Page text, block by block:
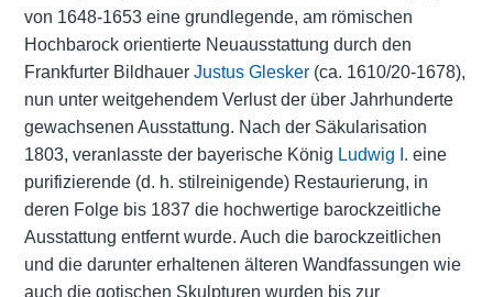
von 1648-1653 eine grundlegende, am römischen
Hochbarock orientierte Neuausstattung durch den
Frankfurter Bildhauer Justus Glesker(ca. 1610/20-1678),
nun unter weitgehendem Verlust der über Jahrhunderte
gewachsenen Ausstattung. Nach der Säkularisation
1803, veranlasste der bayerische König Ludwig I. eine
purifizierende (d. h. stilreinigende) Restaurierung, in
deren Folge bis 1837 die hochwertige barockzeitliche
Ausstattung entfernt wurde. Auch die barockzeitlichen
und die darunter erhaltenen älteren Wandfassungen wie
auch die gotischen Skulpturen wurden bis zur